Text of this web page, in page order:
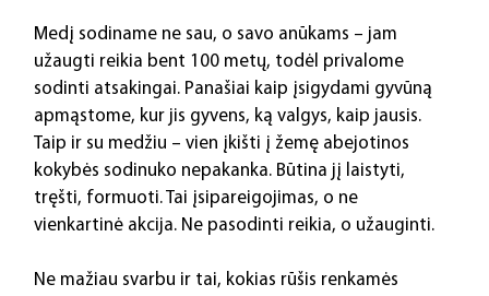
Medį sodiname ne sau, o savo anūkams – jam
užaugti reikia bent 100 metų, todėl privalome
sodinti atsakingai. Panašiai kaip įsigydami gyvūną
apmąstome, kur jis gyvens, ką valgys, kaip jausis.
Taip ir su medžiu – vien įkišti į žemę abejotinos
kokybės sodinuko nepakanka. Būtina jį laistyti,
tręšti, formuoti. Tai įsipareigojimas, o ne
vienkartinė akcija. Ne pasodinti reikia, o užauginti.
Ne mažiau svarbu ir tai, kokias rūšis renkamės